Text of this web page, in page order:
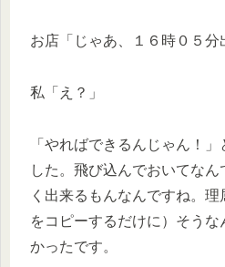
お店「じゃあ、１６時０５分
私「え？」
「やればできるんじゃん！
した。飛び込んでおいてな
く出来るもんなんですね。
をコピーするだけに）そう
かったです。